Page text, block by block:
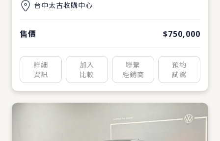
台中太古收購中心
售價 $750,000
詳細
資訊
加入
比較
聯繫
經銷商
預約
試駕